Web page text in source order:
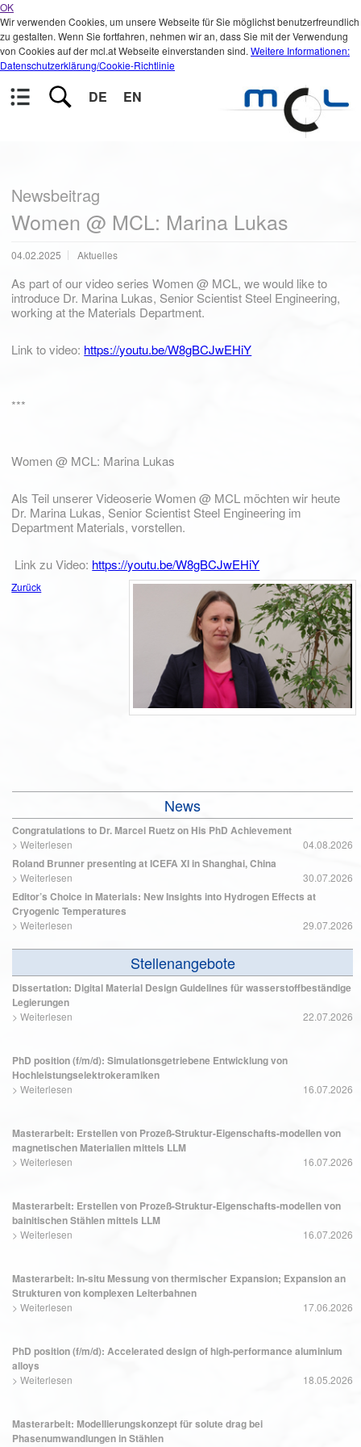
OK
Wir verwenden Cookies, um unsere Webseite für Sie möglichst benutzerfreundlich
zu gestalten. Wenn Sie fortfahren, nehmen wir an, dass Sie mit der Verwendung
von Cookies auf der mcl.at Webseite einverstanden sind. Weitere Informationen:
Datenschutzerklärung/Cookie-Richtlinie
DE EN
Newsbeitrag
Women @ MCL: Marina Lukas
04.02.2025 Aktuelles
As part of our video series Women @ MCL, we would like to
introduce Dr. Marina Lukas, Senior Scientist Steel Engineering,
working at the Materials Department.
Link to video: https://youtu.be/W8gBCJwEHiY
***
Women @ MCL: Marina Lukas
Als Teil unserer Videoserie Women @ MCL möchten wir heute
Dr. Marina Lukas, Senior Scientist Steel Engineering im
Department Materials, vorstellen.
Link zu Video: https://youtu.be/W8gBCJwEHiY
Zurück
News
Congratulations to Dr. Marcel Ruetz on His PhD Achievement
> Weiterlesen 04.08.2026
Roland Brunner presenting at ICEFA XI in Shanghai, China
> Weiterlesen 30.07.2026
Editor’s Choice in Materials: New Insights into Hydrogen Effects at
Cryogenic Temperatures
> Weiterlesen 29.07.2026
Stellenangebote
Dissertation: Digital Material Design Guidelines für wasserstoffbeständige
Legierungen
> Weiterlesen 22.07.2026
PhD position (f/m/d): Simulationsgetriebene Entwicklung von
Hochleistungselektrokeramiken
> Weiterlesen 16.07.2026
Masterarbeit: Erstellen von Prozeß-Struktur-Eigenschafts-modellen von
magnetischen Materialien mittels LLM
> Weiterlesen 16.07.2026
Masterarbeit: Erstellen von Prozeß-Struktur-Eigenschafts-modellen von
bainitischen Stählen mittels LLM
> Weiterlesen 16.07.2026
Masterarbeit: In-situ Messung von thermischer Expansion; Expansion an
Strukturen von komplexen Leiterbahnen
> Weiterlesen 17.06.2026
PhD position (f/m/d): Accelerated design of high-performance aluminium
alloys
> Weiterlesen 18.05.2026
Masterarbeit: Modellierungskonzept für solute drag bei
Phasenumwandlungen in Stählen